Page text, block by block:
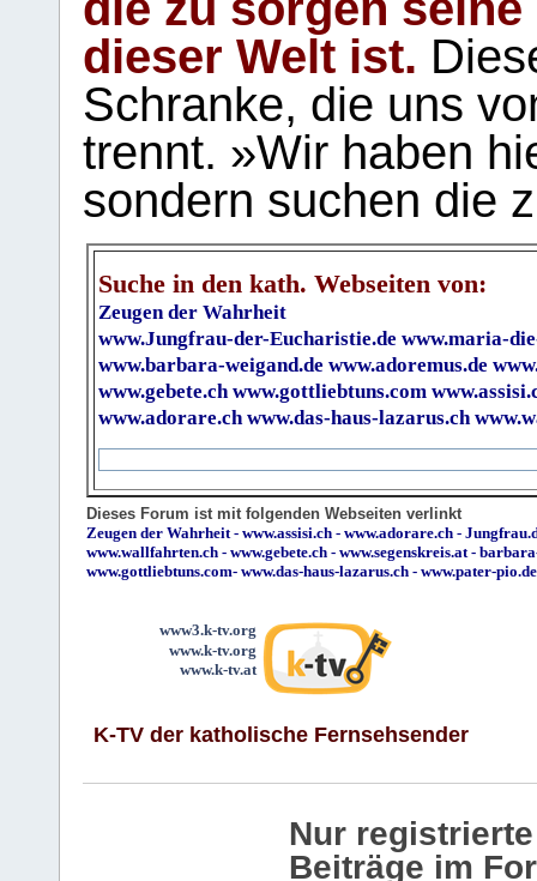
dieser Welt ist.
Schranke, die uns
trennt. »Wir haben
sondern suchen die
Suche in den kath. Webseiten von:
Zeugen der Wahrheit
www.Jungfrau-der-Eucharistie.de www.maria-
www.barbara-weigand.de www.adoremus.de
www.gebete.ch www.gottliebtuns.com
www.adorare.ch www.das-haus-lazarus.ch
Dieses Forum ist mit folgenden Webseiten verlinkt
Zeugen der Wahrheit- www.assisi.ch - www.adorare.ch -
www.wallfahrten.ch - www.gebete.ch - www.segenskreis.at-
www.gottliebtuns.com- www.das-haus-lazarus.ch - www.pater-pio.de
www3.k-tv.org
www.k-tv.org
www.k-tv.at
K-TV der katholische Fernsehsender
Nur
Beiträge im